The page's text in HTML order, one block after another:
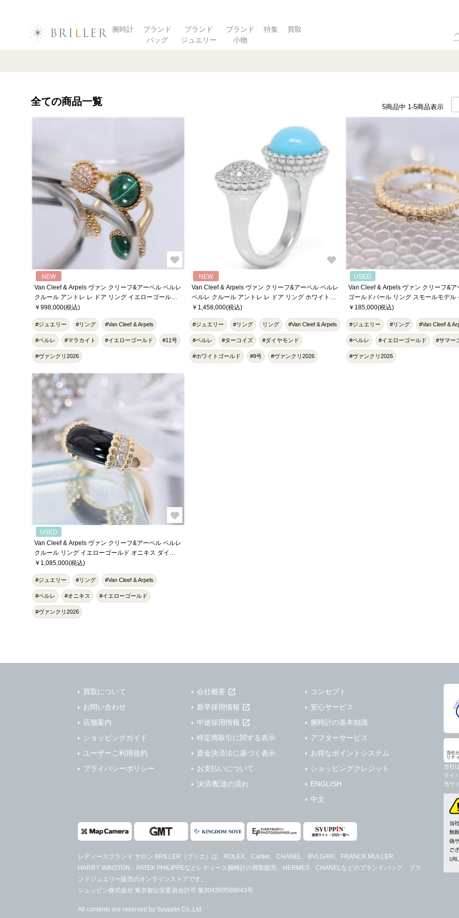
腕時計
ブランド
バッグ
ブランド
ジュエリー
ブランド
小物
特集 買取
全ての商品一覧 5商品中 1-5商品表示
NEW
Van Cleef & Arpels ヴァン クリーフ&アーペル ペルレ
クルール アントレ レ ドア リング イエローゴールド
ダイヤモンド VCARO9SU51
￥998,000(税込)
#ジュエリー #リング #Van Cleef & Arpels
#ペルレ #マラカイト #イエローゴールド #11号
#ヴァンクリ2026
NEW
Van Cleef & Arpels ヴァン クリーフ&アーペル ペルレ
ペルレ クルール アントレ レ ドア リング ホワイトゴ
ールド ダイヤモンド VCARO9SW50 10号
￥1,458,000(税込)
#ジュエリー #リング リング #Van Cleef & Arpels
#ペルレ #ターコイズ #ダイヤモンド
#ホワイトゴールド #9号 #ヴァンクリ2026
USED
Van Cleef & Arpels ヴァン クリーフ&ア
ゴールドパール リング スモールモデル
ルド 14号 VCARPJMG00
￥185,000(税込)
#ジュエリー #リング #Van Cleef &
#ペルレ #イエローゴールド #サマー
#ヴァンクリ2026
USED
Van Cleef & Arpels ヴァン クリーフ&アーペル ペルレ
クルール リング イエローゴールド オニキス ダイヤ
モンド 11号 VCARP7SH00
￥1,085,000(税込)
#ジュエリー #リング #Van Cleef & Arpels
#ペルレ #オニキス #イエローゴールド
#ヴァンクリ2026
買取について
お問い合わせ
店舗案内
ショッピングガイド
ユーザーご利用規約
プライバシーポリシー
会社概要
新卒採用情報
中途採用情報
特定商取引に関する表示
資金決済法に基づく表示
お支払いについて
決済/配送の流れ
コンセプト
安心サービス
腕時計の基本知識
アフターサービス
お得なポイントシステム
ショッピングクレジット
ENGLISH
中文
レディースブランド サロン BRILLER（ブリエ） は、ROLEX、Cartier、CHANEL、BVLGARI、FRANCK MULLER、
HARRY WINSTON、PATEK PHILIPPEなどレディース腕時計の買取販売、HERMES、CHANELなどのブランドバッグ、ブラ
ンドジュエリー販売のオンラインストアです。
シュッピン株式会社 東京都公安委員会許可 第304360508043号
All contents are reserved by Syuppin Co.,Ltd.
当社
リテ
当社
ライ
当サ